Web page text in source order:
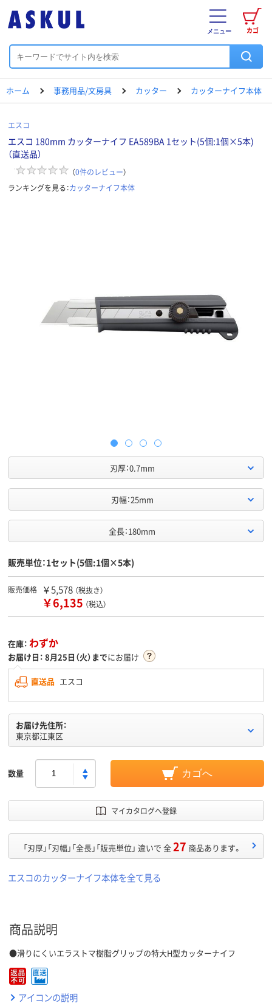
カゴ
メニュー
ホーム 事務用品/文房具 カッター カッターナイフ本体
エスコ
エスコ 180mm カッターナイフ EA589BA 1セット(5個:1個×5本)
（直送品）
（0件のレビュー）
ランキングを見る：カッターナイフ本体
刃厚：0.7mm
刃幅：25mm
全長：180mm
販売単位：1セット(5個:1個×5本)
販売価格 ￥5,578 （税抜き）
￥6,135 （税込）
在庫： わずか
お届け日： 8月25日（火）までにお届け
直送品 エスコ
お届け先住所：
東京都江東区
数量 カゴへ
マイカタログへ登録
「刃厚」「刃幅」「全長」「販売単位」 違いで 全27 商品あります。
エスコのカッターナイフ本体を全て見る
商品説明
●滑りにくいエラストマ樹脂グリップの特大H型カッターナイフ
アイコンの説明